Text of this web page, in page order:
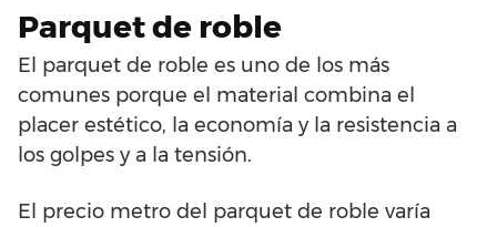
Parquet de roble
El parquet de roble es uno de los más
comunes porque el material combina el
placer estético, la economía y la resistencia a
los golpes y a la tensión.
El precio metro del parquet de roble varía